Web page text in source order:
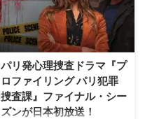
パリ発心理捜査ドラマ『プ
ロファイリング パリ犯罪
捜査課』ファイナル・シー
ズンが日本初放送！